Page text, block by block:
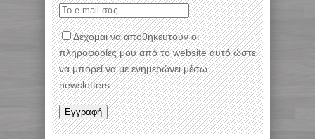
Δέχομαι να αποθηκευτούν οι
πληροφορίες μου από το website αυτό ώστε
να μπορεί να με ενημερώνει μέσω
newsletters